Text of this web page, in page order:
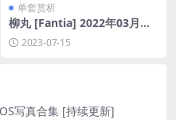
单套赏析
柳丸 [Fantia] 2022年03月写
真合集(6期) [170P-349MB]
2023-07-15
写真合集 [持续更新]